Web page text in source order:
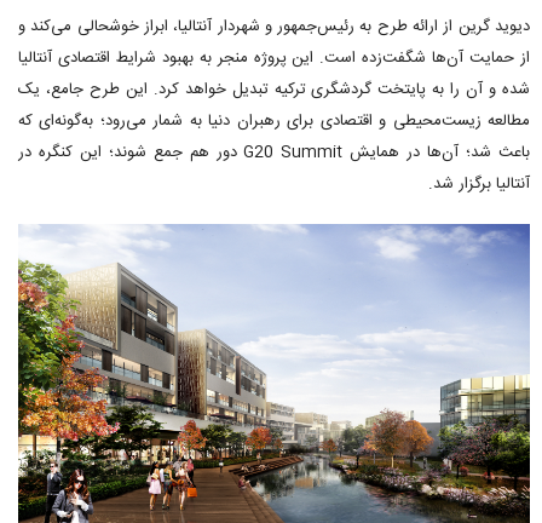
دیوید گرین از ارائه طرح به رئیس‌جمهور و شهردار آنتالیا، ابراز خوشحالی می‌کند و
از حمایت آن‌ها شگفت‌زده است. این پروژه منجر به بهبود شرایط اقتصادی آنتالیا
شده و آن را به پایتخت گردشگری ترکیه تبدیل خواهد کرد. این طرح جامع، یک
مطالعه زیست‌محیطی و اقتصادی برای رهبران دنیا به شمار می‌رود؛ به‌گونه‌ای که
باعث شد؛ آن‌ها در همایش G20 Summit دور هم جمع شوند؛ این کنگره در
آنتالیا برگزار شد.